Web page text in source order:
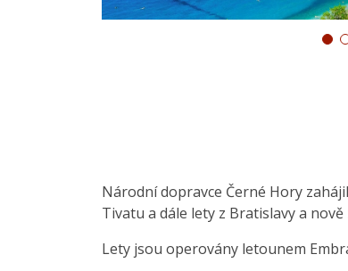
Národní dopravce Černé Hory
Tivatu a dále lety z Bratislavy a
Lety jsou operovány letounem